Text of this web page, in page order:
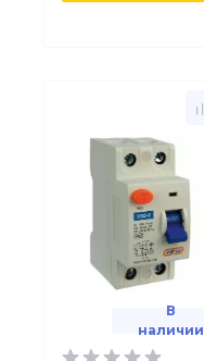
В
наличии